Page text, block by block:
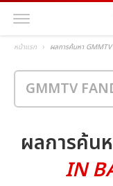
หน้าแรก ผลการค้นหา
ผลการค้น
IN